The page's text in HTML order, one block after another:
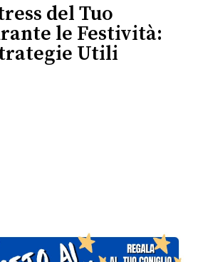
del Tuo
le Festività:
Utili